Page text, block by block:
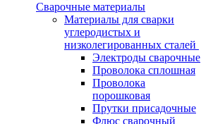
Сварочные материалы
Материалы для сварки
углеродистых и
низколегированных сталей
Электроды сварочные
Проволока сплошная
Проволока
порошковая
Прутки присадочные
Флюс сварочный